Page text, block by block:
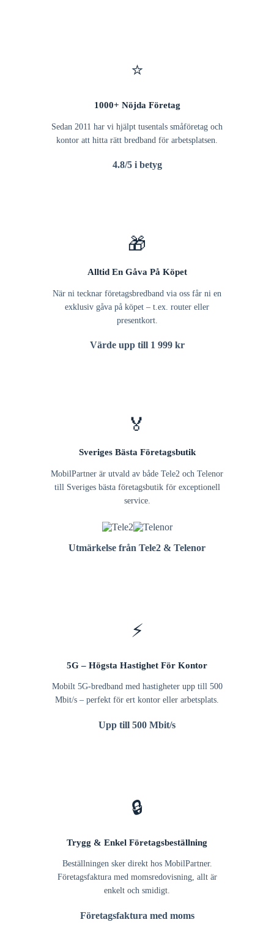
⭐
1000+ Nöjda Företag
Sedan 2011 har vi hjälpt tusentals småföretag och
kontor att hitta rätt bredband för arbetsplatsen.
4.8/5 i betyg
🎁
Alltid En Gåva På Köpet
När ni tecknar företagsbredband via oss får ni en
exklusiv gåva på köpet – t.ex. router eller
presentkort.
Värde upp till 1 999 kr
🏅
Sveriges Bästa Företagsbutik
MobilPartner är utvald av både Tele2 och Telenor
till Sveriges bästa företagsbutik för exceptionell
service.
Utmärkelse från Tele2 & Telenor
⚡
5G – Högsta Hastighet För Kontor
Mobilt 5G-bredband med hastigheter upp till 500
Mbit/s – perfekt för ert kontor eller arbetsplats.
Upp till 500 Mbit/s
🔒
Trygg & Enkel Företagsbeställning
Beställningen sker direkt hos MobilPartner.
Företagsfaktura med momsredovisning, allt är
enkelt och smidigt.
Företagsfaktura med moms